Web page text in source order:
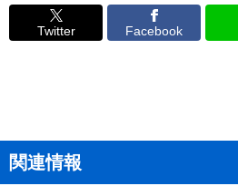
Twitter Facebook
関連情報